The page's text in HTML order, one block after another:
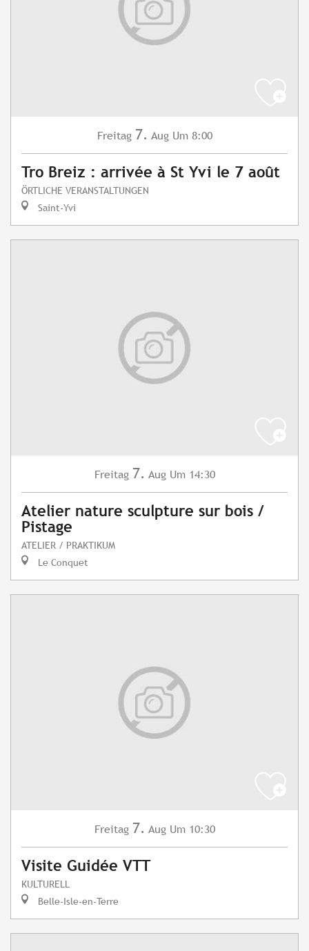
Freitag 7. Aug Um 8:00
Tro Breiz : arrivée à St Yvi le 7 août
ÖRTLICHE VERANSTALTUNGEN
Saint-Yvi
Freitag 7. Aug Um 14:30
Atelier nature sculpture sur bois /
Pistage
ATELIER / PRAKTIKUM
Le Conquet
Freitag 7. Aug Um 10:30
Visite Guidée VTT
KULTURELL
Belle-Isle-en-Terre